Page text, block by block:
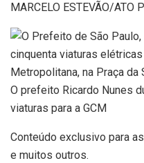
MARCELO ESTEVÃO/ATO
O prefeito Ricardo Nunes
viaturas para a GCM
Conteúdo exclusivo para
e muitos outros.